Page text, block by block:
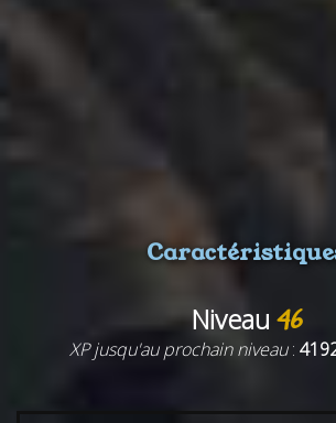
Niveau 46
XP jusqu'au prochain niveau: